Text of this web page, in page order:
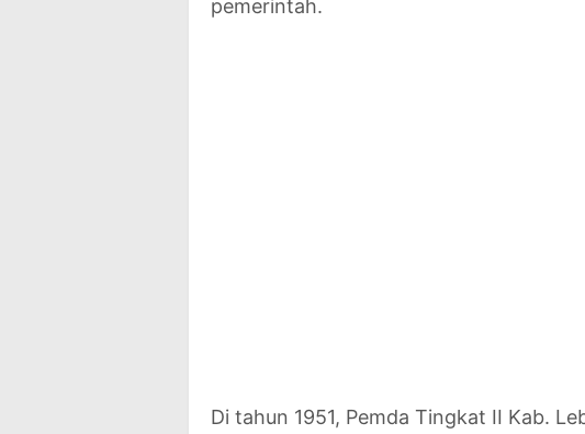
pemerintah.
Di tahun 1951, Pemda Tingkat II Kab.